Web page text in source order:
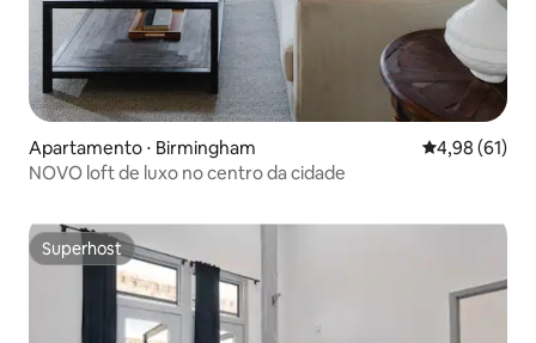
Apartamento ⋅ Birmingham 4,98 de uma
4,98 (61)
NOVO loft de luxo no centro da cidade
Superhost
Superhost